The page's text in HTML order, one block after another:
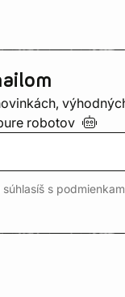
robotov
súhlasíš s